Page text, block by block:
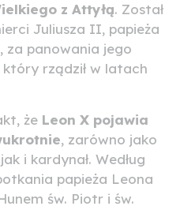
z Attyłą. Został
Juliusza II, papieża
za panowania jego
rządził w latach
że Leon X pojawia
, zarówno jako
i kardynał. Według
papieża Leona
św. Piotr i św.